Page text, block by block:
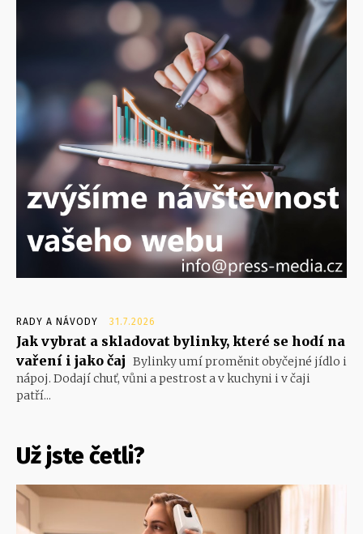
RADY A NÁVODY 31.7.2026
Jak vybrat a skladovat bylinky, které se hodí na
vaření i jako čaj Bylinky umí proměnit obyčejné jídlo i
nápoj. Dodají chuť, vůni a pestrost a v kuchyni i v čaji
patří...
Už jste četli?